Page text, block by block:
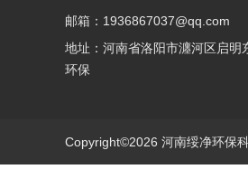
邮箱：1936867037@qq.com
地址：河南省洛阳市瀍河区启
环保
Copyright©2026 河南绥净环保